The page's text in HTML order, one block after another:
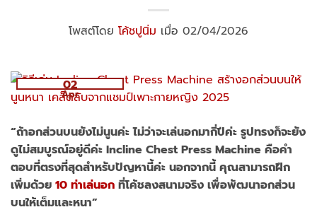
โพสต์โดย โค้ชปูนิ่ม เมื่อ 02/04/2026
02
Apr
“ถ้าอกส่วนบนยังไม่นูนค่ะ ไม่ว่าจะเล่นอกมากี่ปีค่ะ รูปทรงก็จะยัง
ดูไม่สมบูรณ์อยู่ดีค่ะ Incline Chest Press Machine คือคำ
ตอบที่ตรงที่สุดสำหรับปัญหานี้ค่ะ นอกจากนี้ คุณสามารถฝึก
เพิ่มด้วย 10 ท่าเล่นอก ที่โค้ชลงสนามจริง เพื่อพัฒนาอกส่วน
บนให้เต็มและหนา”